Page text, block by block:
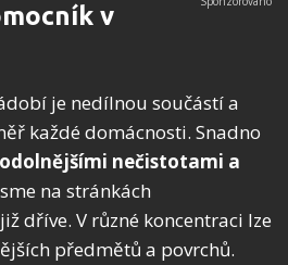
v
je nedílnou součástí a
každé domácnosti. Snadno
nečistotami a
na stránkách
dříve. V různé koncentraci lze
předmětů a povrchů.